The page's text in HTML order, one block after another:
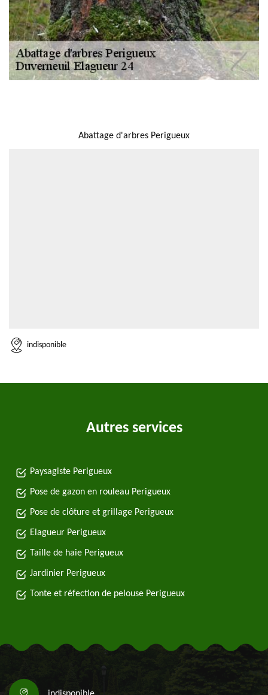
Abattage d'arbres Perigueux
indisponible
Autres services
Paysagiste Perigueux
Pose de gazon en rouleau Perigueux
Pose de clôture et grillage Perigueux
Elagueur Perigueux
Taille de haie Perigueux
Jardinier Perigueux
Tonte et réfection de pelouse Perigueux